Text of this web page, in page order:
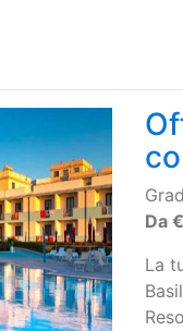
Da
La